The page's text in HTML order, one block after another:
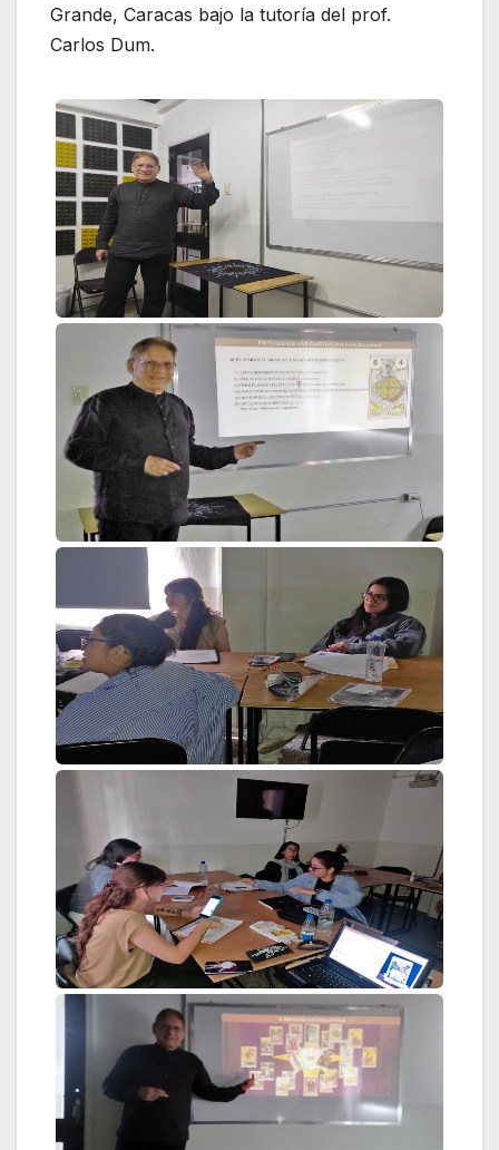
Grande, Caracas bajo la tutoría del prof.
Carlos Dum.